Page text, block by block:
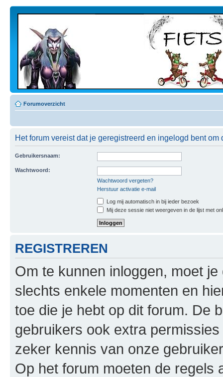
Forumoverzicht
Het forum vereist dat je geregistreerd en ingelogd bent
Gebruikersnaam:
Wachtwoord:
Wachtwoord vergeten?
Herstuur activatie e-mail
Log mij automatisch in bij ieder bezoek
Mij deze sessie niet weergeven in de lijst met
REGISTREREN
Om te kunnen inloggen, moet
slechts enkele momenten en
toe die je hebt op dit forum. De
gebruikers ook extra
zeker kennis van onze
Op het forum moeten de regels